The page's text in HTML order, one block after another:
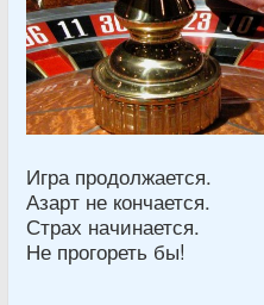
Игра продолжается.
Азарт не кончается.
Страх начинается.
Не прогореть бы!